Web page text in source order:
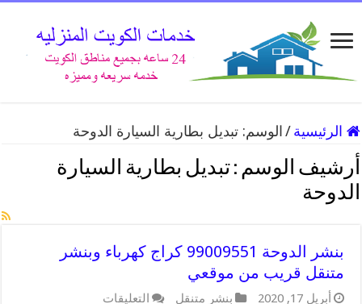
الرئيسية / الوسم:تبديل بطارية السيارة الدوحة
أرشيف الوسم :تبديل بطارية السيارة
الدوحة
بنشر الدوحة 99009551 كراج كهرباء وبنشر
متنقل قريب من موقعي
أبريل 17, 2020 بنشر متنقل التعليقات